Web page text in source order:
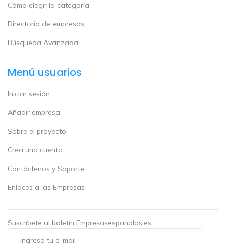
Cómo elegir la categoría
Directorio de empresas
Búsqueda Avanzada
Menú usuarios
Iniciar sesión
Añadir empresa
Sobre el proyecto
Crea una cuenta
Contáctenos y Soporte
Enlaces a las Empresas
Suscríbete al boletín Empresasespanolas.es